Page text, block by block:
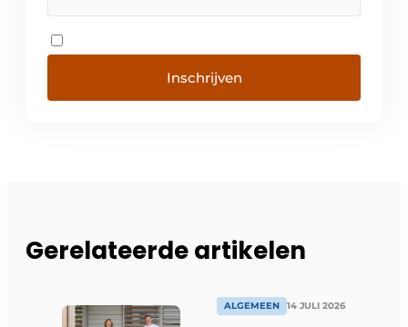
Inschrijven
Gerelateerde artikelen
ALGEMEEN 14 JULI 2026